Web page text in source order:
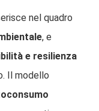
nel quadro
, e
e resilienza
Il modello